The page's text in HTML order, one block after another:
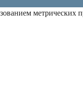
метрических